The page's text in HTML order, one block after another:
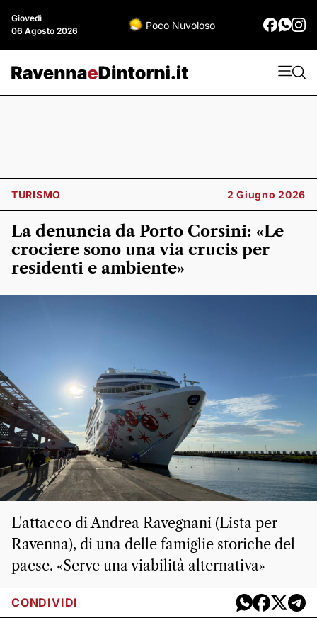
Giovedì
06 Agosto 2026
Poco Nuvoloso
TURISMO 2 Giugno 2026
La denuncia da Porto Corsini: «Le
crociere sono una via crucis per
residenti e ambiente»
L'attacco di Andrea Ravegnani (Lista per
Ravenna), di una delle famiglie storiche del
paese. «Serve una viabilità alternativa»
CONDIVIDI